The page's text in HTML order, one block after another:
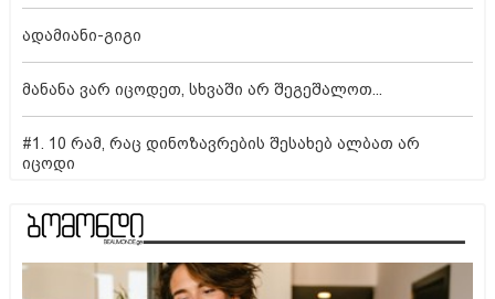
ადამიანი-გიგი
მანანა ვარ იცოდეთ, სხვაში არ შეგეშალოთ...
#1. 10 რამ, რაც დინოზავრების შესახებ ალბათ არ
იცოდი